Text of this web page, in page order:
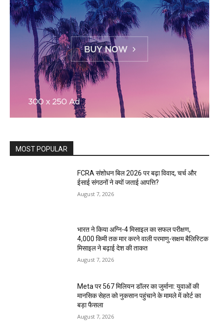
MOST POPULAR
FCRA संशोधन बिल 2026 पर बढ़ा विवाद, चर्च और
ईसाई संगठनों ने क्यों जताई आपत्ति?
August 7, 2026
भारत ने किया अग्नि-4 मिसाइल का सफल परीक्षण,
4,000 किमी तक मार करने वाली परमाणु-सक्षम बैलिस्टिक
मिसाइल ने बढ़ाई देश की ताकत
August 7, 2026
Meta पर 567 मिलियन डॉलर का जुर्माना: युवाओं की
मानसिक सेहत को नुकसान पहुंचाने के मामले में कोर्ट का
बड़ा फैसला
August 7, 2026